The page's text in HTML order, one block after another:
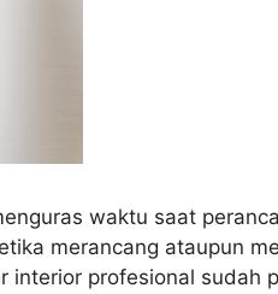
waktu saat
merancang ataupun
interior profesional sudah